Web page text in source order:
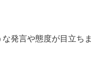
発言や態度が目立ちま